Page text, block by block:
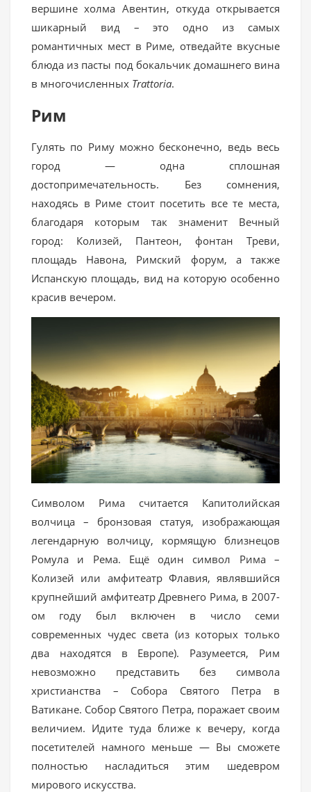
вершине холма Авентин, откуда открывается
шикарный вид – это одно из самых
романтичных мест в Риме, отведайте вкусные
блюда из пасты под бокальчик домашнего вина
в многочисленных Trattoria.
Рим
Гулять по Риму можно бесконечно, ведь весь
город — одна сплошная
достопримечательность. Без сомнения,
находясь в Риме стоит посетить все те места,
благодаря которым так знаменит Вечный
город: Колизей, Пантеон, фонтан Треви,
площадь Навона, Римский форум, а также
Испанскую площадь, вид на которую особенно
красив вечером.
Символом Рима считается Капитолийская
волчица – бронзовая статуя, изображающая
легендарную волчицу, кормящую близнецов
Ромула и Рема. Ещё один символ Рима –
Колизей или амфитеатр Флавия, являвшийся
крупнейший амфитеатр Древнего Рима, в 2007-
ом году был включен в число семи
современных чудес света (из которых только
два находятся в Европе). Разумеется, Рим
невозможно представить без символа
христианства – Собора Святого Петра в
Ватикане. Cобор Святого Петра, поражает своим
величием. Идите туда ближе к вечеру, когда
посетителей намного меньше — Вы сможете
полностью насладиться этим шедевром
мирового искусства.